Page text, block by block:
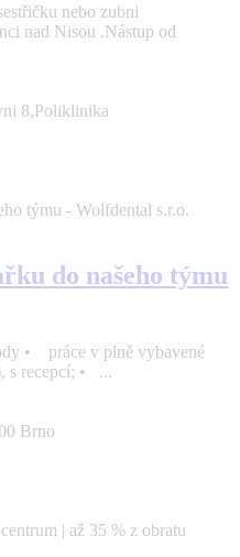
nebo zubni
nad Nisou .Nástup od
8,Poliklinika
do našeho týmu
• práce v plně vybavené
s recepcí; • ...
Brno